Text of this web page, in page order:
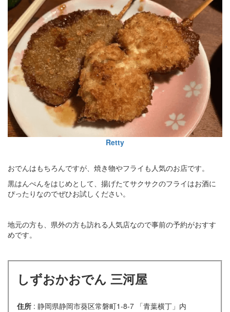
Retty
おでんはもちろんですが、焼き物やフライも人気のお店です。
黒はんぺんをはじめとして、揚げたてサクサクのフライはお酒に
ぴったりなのでぜひお試しください。
地元の方も、県外の方も訪れる人気店なので事前の予約がおすす
めです。
しずおかおでん 三河屋
住所 : 静岡県静岡市葵区常磐町1-8-7 「青葉横丁」内